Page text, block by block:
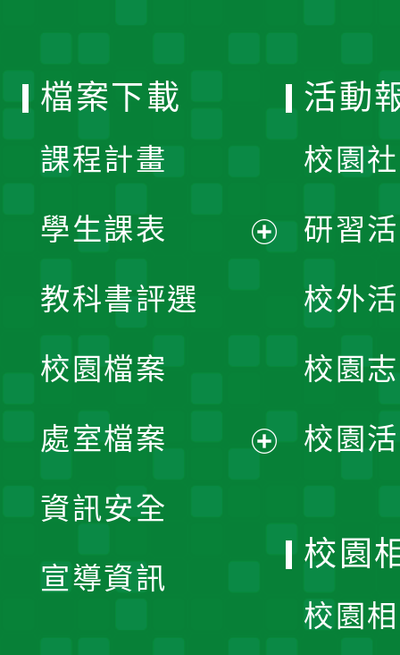
檔案下載
課程計畫
學生課表
單
教科書評選
校園檔案
處室檔案
資訊安全
宣導資訊
活動
校園
研習
校外
校園
校園
校園
校園